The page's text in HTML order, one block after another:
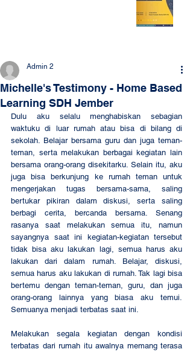
Michelle's Testimony - Home Based
Learning SDH Jember
Admin 2
Dulu aku selalu menghabiskan sebagian
waktuku di luar rumah atau bisa di bilang di
sekolah. Belajar bersama guru dan juga teman-
teman, serta melakukan berbagai kegiatan lain
bersama orang-orang disekitarku. Selain itu, aku
juga bisa berkunjung ke rumah teman untuk
mengerjakan tugas bersama-sama, saling
bertukar pikiran dalam diskusi, serta saling
berbagi cerita, bercanda bersama. Senang
rasanya saat melakukan semua itu, namun
sayangnya saat ini kegiatan-kegiatan tersebut
tidak bisa aku lakukan lagi, semua harus aku
lakukan dari dalam rumah. Belajar, diskusi,
semua harus aku lakukan di rumah. Tak lagi bisa
bertemu dengan teman-teman, guru, dan juga
orang-orang lainnya yang biasa aku temui.
Semuanya menjadi terbatas saat ini.
Melakukan segala kegiatan dengan kondisi
terbatas dari rumah itu awalnya memang terasa